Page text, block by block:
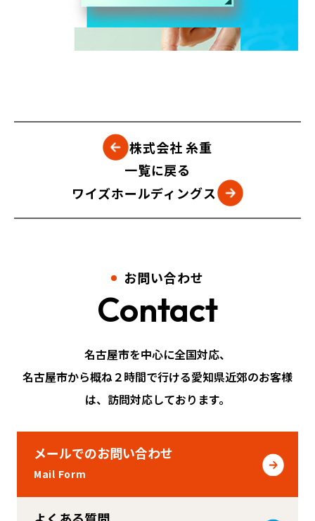
株式会社 糸重
一覧に戻る
ワイズホールディングス
お問い合わせ
Contact
名古屋市を中心に全国対応、
名古屋市から概ね２時間で行ける愛知県近郊のお客様
は、訪問対応しております。
メールでのお問い合わせ
Mail Form